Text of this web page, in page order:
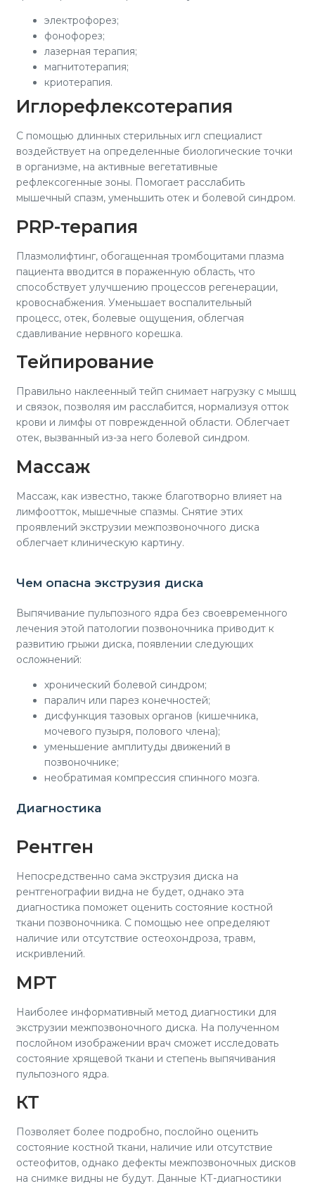
электрофорез;
фонофорез;
лазерная терапия;
магнитотерапия;
криотерапия.
Иглорефлексотерапия
С помощью длинных стерильных игл специалист
воздействует на определенные биологические точки
в организме, на активные вегетативные
рефлексогенные зоны. Помогает расслабить
мышечный спазм, уменьшить отек и болевой синдром.
PRP-терапия
Плазмолифтинг, обогащенная тромбоцитами плазма
пациента вводится в пораженную область, что
способствует улучшению процессов регенерации,
кровоснабжения. Уменьшает воспалительный
процесс, отек, болевые ощущения, облегчая
сдавливание нервного корешка.
Тейпирование
Правильно наклеенный тейп снимает нагрузку с мышц
и связок, позволяя им расслабится, нормализуя отток
крови и лимфы от поврежденной области. Облегчает
отек, вызванный из-за него болевой синдром.
Массаж
Массаж, как известно, также благотворно влияет на
лимфоотток, мышечные спазмы. Снятие этих
проявлений экструзии межпозвоночного диска
облегчает клиническую картину.
Чем опасна экструзия диска
Выпячивание пульпозного ядра без своевременного
лечения этой патологии позвоночника приводит к
развитию грыжи диска, появлении следующих
осложнений:
хронический болевой синдром;
паралич или парез конечностей;
дисфункция тазовых органов (кишечника,
мочевого пузыря, полового члена);
уменьшение амплитуды движений в
позвоночнике;
необратимая компрессия спинного мозга.
Диагностика
Рентген
Непосредственно сама экструзия диска на
рентгенографии видна не будет, однако эта
диагностика поможет оценить состояние костной
ткани позвоночника. С помощью нее определяют
наличие или отсутствие остеохондроза, травм,
искривлений.
МРТ
Наиболее информативный метод диагностики для
экструзии межпозвоночного диска. На полученном
послойном изображении врач сможет исследовать
состояние хрящевой ткани и степень выпячивания
пульпозного ядра.
КТ
Позволяет более подробно, послойно оценить
состояние костной ткани, наличие или отсутствие
остеофитов, однако дефекты межпозвоночных дисков
на снимке видны не будут. Данные КТ-диагностики